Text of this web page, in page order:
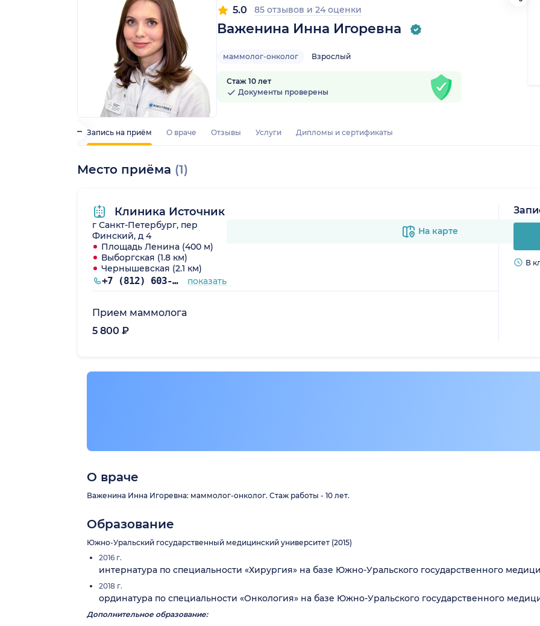
Важенина Инна Игоревна
5.0 85 отзывов и 24 оценки
маммолог-онколог Взрослый
Стаж 10 лет
Документы проверены
Запись на приём О враче Отзывы Услуги Дипломы и сертификаты
Место приёма (1)
Клиника Источник
г Санкт-Петербург, пер
Финский, д 4
Площадь Ленина (400 м)
Выборгская (1.8 км)
Чернышевская (2.1 км)
+7 (812) 603-67-84 показать
На карте
Прием маммолога
5 800 ₽
В
О враче
Важенина Инна Игоревна: маммолог-онколог. Стаж работы - 10 лет.
Образование
Южно-Уральский государственный медицинский университет (2015)
2016 г.
интернатура по специальности «Хирургия» на базе Южно-Уральского государственного
2018 г.
ординатура по специальности «Онкология» на базе Южно-Уральского государственного
Дополнительное образование: